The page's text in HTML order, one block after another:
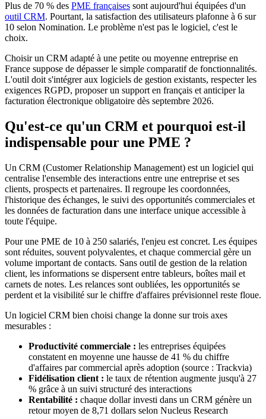
Plus de 70 % des PME françaises sont aujourd'hui équipées d'un
outil CRM. Pourtant, la satisfaction des utilisateurs plafonne à 6 sur
10 selon Nomination. Le problème n'est pas le logiciel, c'est le
choix.
Choisir un CRM adapté à une petite ou moyenne entreprise en
France suppose de dépasser le simple comparatif de fonctionnalités.
L'outil doit s'intégrer aux logiciels de gestion existants, respecter les
exigences RGPD, proposer un support en français et anticiper la
facturation électronique obligatoire dès septembre 2026.
Qu'est-ce qu'un CRM et pourquoi est-il
indispensable pour une PME ?
Un CRM (Customer Relationship Management) est un logiciel qui
centralise l'ensemble des interactions entre une entreprise et ses
clients, prospects et partenaires. Il regroupe les coordonnées,
l'historique des échanges, le suivi des opportunités commerciales et
les données de facturation dans une interface unique accessible à
toute l'équipe.
Pour une PME de 10 à 250 salariés, l'enjeu est concret. Les équipes
sont réduites, souvent polyvalentes, et chaque commercial gère un
volume important de contacts. Sans outil de gestion de la relation
client, les informations se dispersent entre tableurs, boîtes mail et
carnets de notes. Les relances sont oubliées, les opportunités se
perdent et la visibilité sur le chiffre d'affaires prévisionnel reste floue.
Un logiciel CRM bien choisi change la donne sur trois axes
mesurables :
Productivité commerciale : les entreprises équipées
constatent en moyenne une hausse de 41 % du chiffre
d'affaires par commercial après adoption (source : Trackvia)
Fidélisation client : le taux de rétention augmente jusqu'à 27
% grâce à un suivi structuré des interactions
Rentabilité : chaque dollar investi dans un CRM génère un
retour moyen de 8,71 dollars selon Nucleus Research